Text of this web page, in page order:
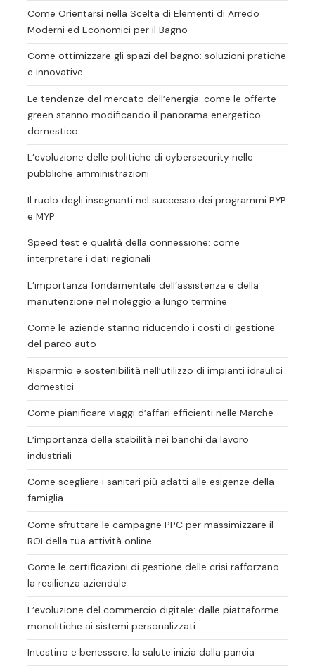
Come Orientarsi nella Scelta di Elementi di Arredo
Moderni ed Economici per il Bagno
Come ottimizzare gli spazi del bagno: soluzioni pratiche
e innovative
Le tendenze del mercato dell’energia: come le offerte
green stanno modificando il panorama energetico
domestico
L’evoluzione delle politiche di cybersecurity nelle
pubbliche amministrazioni
Il ruolo degli insegnanti nel successo dei programmi PYP
e MYP
Speed test e qualità della connessione: come
interpretare i dati regionali
L’importanza fondamentale dell’assistenza e della
manutenzione nel noleggio a lungo termine
Come le aziende stanno riducendo i costi di gestione
del parco auto
Risparmio e sostenibilità nell’utilizzo di impianti idraulici
domestici
Come pianificare viaggi d’affari efficienti nelle Marche
L’importanza della stabilità nei banchi da lavoro
industriali
Come scegliere i sanitari più adatti alle esigenze della
famiglia
Come sfruttare le campagne PPC per massimizzare il
ROI della tua attività online
Come le certificazioni di gestione delle crisi rafforzano
la resilienza aziendale
L’evoluzione del commercio digitale: dalle piattaforme
monolitiche ai sistemi personalizzati
Intestino e benessere: la salute inizia dalla pancia